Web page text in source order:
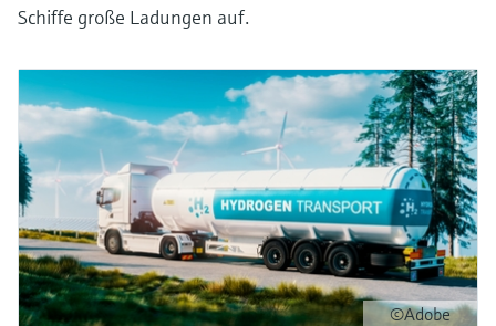
Schiffe große Ladungen auf.
©Adobe